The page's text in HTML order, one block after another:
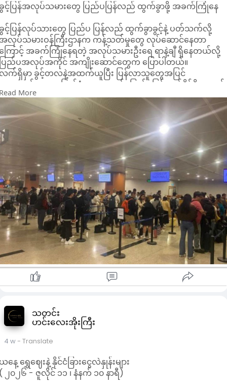
လိုင် ၁၀ ရက်နေ့ မန္တလေးကုန်စည်ဒိုင်မှာ S1လုံးဆံ တစ်ပိဿာကို
၂၈၀၀ မှ ၁၃၃၀၀ ကျပ်၊ S1ဆီဆံက ၁၂၃၀၀ မှ ၁၃၂၀၀ ကျပ် ၊ အနီ
းဆံ ( ရှည် / ဝိုင်း) က ၁၂၅၀၀ မှ ၁၃၀၀၀ ကျပ်၊ အနီဆီဆံက
၁၃၀၀ မှ ၁၂၅၀၀ ကျပ်အထိ ရှိပါတယ်။
လိုင် ၁ ရက်နေ့က မန္တလေးကုန်စည်ဒိုင်မှာဆိုရင် S1လုံးဆံ တစ်ပိဿ
၁၁၄၀၀ မှ ၁၁၅၀၀ ကျပ်၊ S1ဆီဆံက ၁၀၅၀၀ မှ ၁၁၀၀၀ ကျပ် ၊
နီလုံးဆံ ( ရှည် / ဝိုင်း) က ၁၀၄၀၀ မှ ၁၁၅၀၀ ကျပ်၊ အနီဆီဆံက
၀၃၀၀ မှ ၁၀၅၀၀ ကျပ်သာရှိခဲ့တာကြောင့် တပတ်ကျော်အတွင်းမှာ
ြေပဲဆံတပိဿာကို ၁၀၀၀ ကနေ ၂၂၀၀ ကျပ်လောက် စျေးတက်
ာပါတယ်။
င့်ပြန်အလုပ်သမားတွေ ပြည်ပပြန်လည် ထွက်ခွာဖို့ အခက်ကြုံနေ
င့်ပြန်လုပ်သားတွေ ပြည်ပ ပြန်လည် ထွက်ခွာခွင့်နဲ့ ပတ်သက်လို့
လုပ်သမားဝန်ကြီးဌာနက ကန့်သတ်မှုတွေ လုပ်ဆောင်နေတာ
ြောင့် အခက်ကြုံနေရတဲ့ အလုပ်သမားဦးရေ ရာနဲ့ချီ ရှိနေတယ်လို့
ြည်ပအလုပ်အကိုင် အကျိုးဆောင်တွေက ပြောပါတယ်။
က်ရှိမှာ ခွင့်တလနဲ့အထက်ယူပြီး ပြန်လာသူတွေအပြင်
ထောက်အထား ပြည့်စုံသူတွေလည်း ပြည်ပပြန်ထွက်နိုင်ဖို့အတွက်
က်ခဲနေကြပြီး ဧပြီလကနေ ဇွန်လအထိ သုံးလတာကာလအတွင်း
ြည်ပထွက်ခွာခွင့် ပယ်ချခံရတဲ့ အလုပ်သမားဦးရေ ၁၀၀၀ ကျော် ရှိ
ေတယ်လို့ သိရပါတယ်။
ပြီလမှာ ပြည်ပပြန်ထွက်ခွင့် ပယ်ချခံရတဲ့ ခွင့်ပြန်အလုပ်သမား ၆၀
ောက်၊ မေလမှာ ၃၀၁ ယောက်၊ ဇွန်လမှာ အယောက် ၂၀၀ ဝန်းကျင်၊
စုပေါင်း ၁၁၀၉ ယောက် ရှိခဲ့တာဖြစ်ပြီး ပြည်ပကနေ ခွင့်နဲ့ပြန်လာ
အလုပ်သမားတွေဟာ စာရွက်စာတမ်း မစုံလင်ခြင်း၊ လေဆိပ်
ဝင်တုံး၊ သက်တမ်းရှိ အလုပ် လုပ်ကိုင်ခွင့်လက်မှတ်
နဲ့ သံရုံးထောက်ခံစာ လိုအပ်ခြင်းတွေ ရှိနေတယ်လို့
လုပ်သမားဝန်ကြီးဌာနရဲ့ တရားဝင် တယ်လီဂရမ်ဖြစ်တဲ့ Safe
က ထုတ်ပြန်တဲ့ အချက်အလက်တွေအရ သိရပါတယ်။
ါအပြင် အလုပ်ရှင်ထံ ဆက်သွယ်ရမယ့် အီးမေးလ်လိပ်စာနဲ့ ဖုန်း
ပါတ် မပါရှိခြင်း၊ ပြည်ပအလုပ်သမား သက်သေခံကတ် (OWIC)
ါ အလုပ်အကိုင်နဲ့ အမှန်တကယ် လုပ်ကိုင်နေတဲ့ အလုပ်အကိုင်အမျိုး
စား တူညီမှုမရှိခြင်း၊ OWIC ကတ် ရှိပေမယ့်လည်း ပြည်ပ
လုပ်ရှင်ထံ ဆက်သွယ်လို့မရခြင်း၊ ရောက်ရှိကြောင်း သတင်းပို့ပုံစံ
ဆိုက်ရောက်စာ) မပါရှိခြင်း စတဲ့ အချက်တွေကြောင့်လည်း ပြည်ပ
က်ခွာခွင့် လျှောက်ထားမှုတွေ ပယ်ချခံနေရတယ်လို့ သိရပါတယ်။
ြရတာပါ။ တချို့ကျတော့လည်း လုပ်ခလစာရဲ့ ၂၅ ရာခိုင်နှုန်း
င်ငံတော်ကို အခွန်ဆောင်ထားတာ မရှိလို့ ပြန်ထွက်ခွင့်မရဘူး။
ြန်မာပြည်ထဲ ပြန်လာပြီးရင် ပြည်ပကို အလွယ်တကူ ပြန်ထွက်နိုင်ဖို့
ဒီအချိန်မှာ လုံးဝ မလွယ်ပါဘူး” လို့ ပြည်ပအလုပ်အကိုင်
ါကြောင့် လတ်တလော ဖြစ်ပေါ်နေတဲ့ အခက်အခဲတွေကို ဖြေရှင်းနိုင်
အတွက် သက်ဆိုင်ရာ ဝန်ကြီးဌာနအနေနဲ့ အခွန်ဆောင်ထားတဲ့
More
သတင်း
ဟင်းလေးအိုးကြီး
4 w- Translate
နေ့ ရွှေဈေးနဲ့ နိုင်ငံခြားငွေလဲနှုန်းများ
၂၀၂၆ - ဇူလိုင် ၁၁ ၊ နံနက် ၁၀ နာရီ)